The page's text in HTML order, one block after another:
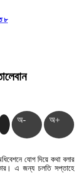
৮
অ- অ+
যোগ দিয়ে কথা বলার
এ জন্য চলতি সপ্তাহে